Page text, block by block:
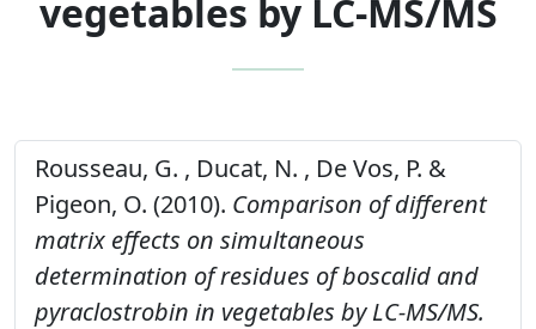
vegetables by LC-MS/MS
Rousseau, G. , Ducat, N. , De Vos, P. &
Pigeon, O. (2010). Comparison of different
matrix effects on simultaneous
determination of residues of boscalid and
pyraclostrobin in vegetables by LC-MS/MS.